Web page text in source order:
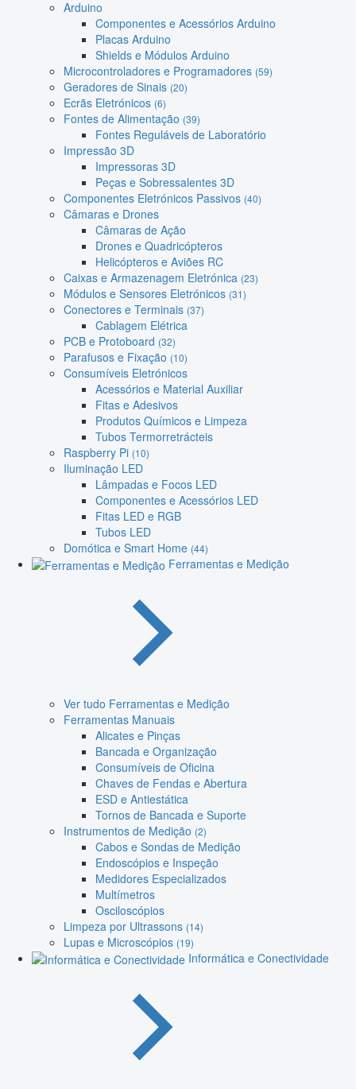
Arduino
Componentes e Acessórios Arduino
Placas Arduino
Shields e Módulos Arduino
Microcontroladores e Programadores (59)
Geradores de Sinais (20)
Ecrãs Eletrónicos (6)
Fontes de Alimentação (39)
Fontes Reguláveis de Laboratório
Impressão 3D
Impressoras 3D
Peças e Sobressalentes 3D
Componentes Eletrónicos Passivos (40)
Câmaras e Drones
Câmaras de Ação
Drones e Quadricópteros
Helicópteros e Aviões RC
Caixas e Armazenagem Eletrónica (23)
Módulos e Sensores Eletrónicos (31)
Conectores e Terminais (37)
Cablagem Elétrica
PCB e Protoboard (32)
Parafusos e Fixação (10)
Consumíveis Eletrónicos
Acessórios e Material Auxiliar
Fitas e Adesivos
Produtos Químicos e Limpeza
Tubos Termorretrácteis
Raspberry Pi (10)
Iluminação LED
Lâmpadas e Focos LED
Componentes e Acessórios LED
Fitas LED e RGB
Tubos LED
Domótica e Smart Home (44)
Ferramentas e Medição
Ver tudo Ferramentas e Medição
Ferramentas Manuais
Alicates e Pinças
Bancada e Organização
Consumíveis de Oficina
Chaves de Fendas e Abertura
ESD e Antiestática
Tornos de Bancada e Suporte
Instrumentos de Medição (2)
Cabos e Sondas de Medição
Endoscópios e Inspeção
Medidores Especializados
Multímetros
Osciloscópios
Limpeza por Ultrassons (14)
Lupas e Microscópios (19)
Informática e Conectividade